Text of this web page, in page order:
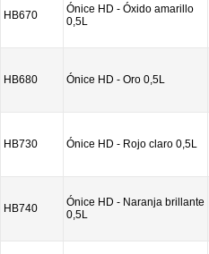
HB670
Ónice HD - Óxido amarillo
0,5L
HB680 Ónice HD - Oro 0,5L
HB730 Ónice HD - Rojo claro 0,5L
HB740
Ónice HD - Naranja brillante
0,5L